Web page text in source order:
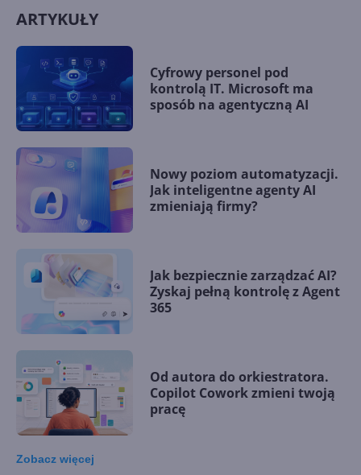
ARTYKUŁY
Cyfrowy personel pod
kontrolą IT. Microsoft ma
sposób na agentyczną AI
Nowy poziom automatyzacji.
Jak inteligentne agenty AI
zmieniają firmy?
Jak bezpiecznie zarządzać AI?
Zyskaj pełną kontrolę z Agent
365
Od autora do orkiestratora.
Copilot Cowork zmieni twoją
pracę
Zobacz więcej